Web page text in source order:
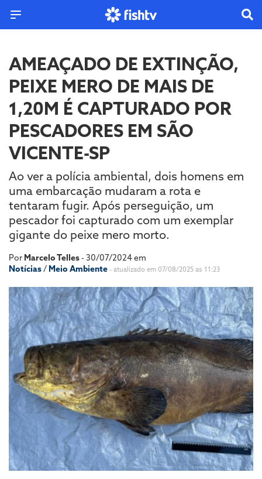
AMEAÇADO DE EXTINÇÃO,
PEIXE MERO DE MAIS DE
1,20M É CAPTURADO POR
PESCADORES EM SÃO
VICENTE-SP
Ao ver a polícia ambiental, dois homens em
uma embarcação mudaram a rota e
tentaram fugir. Após perseguição, um
pescador foi capturado com um exemplar
gigante do peixe mero morto.
Por Marcelo Telles- 30/07/2024 em
Notícias/ Meio Ambiente - atualizado em 07/08/2025 as 11:23